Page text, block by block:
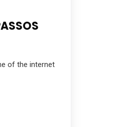
of the internet